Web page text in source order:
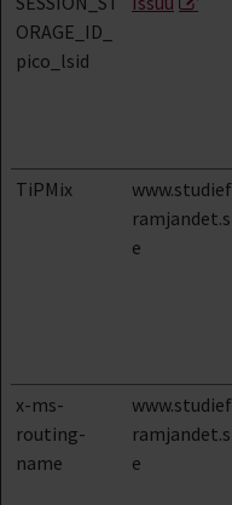
ORAGE_ID_
pico_lsid
TiPMix
www.studief
ramjandet.s
e
x-ms-
routing-
name
www.studief
ramjandet.s
e